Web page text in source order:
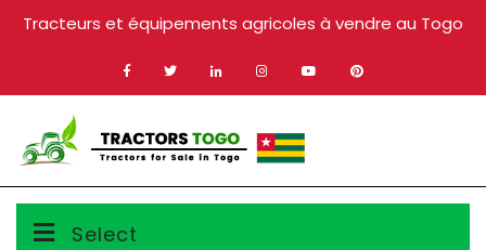
Tracteurs et équipements agricoles à vendre au Togo
Select